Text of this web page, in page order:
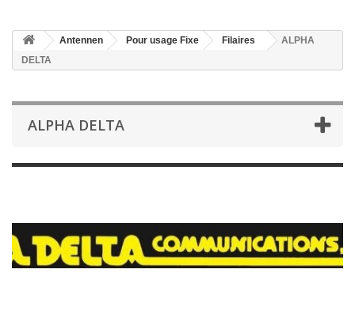
Antennen Pour usage Fixe Filaires
ALPHA
DELTA
ALPHA DELTA